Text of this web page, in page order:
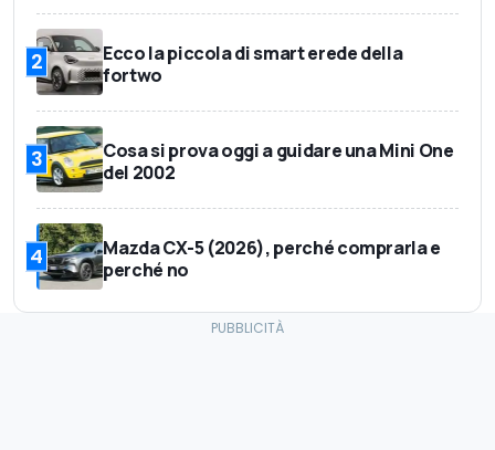
2
Ecco la piccola di smart erede della
fortwo
3
Cosa si prova oggi a guidare una Mini One
del 2002
4
Mazda CX-5 (2026), perché comprarla e
perché no